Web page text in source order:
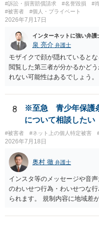
方法、無認証プレビューの廃
の保存期間などを整備する必
のリーガルチェックを受ける
#訴訟・損害賠償請求 #名誉毀損 #
#被害者
#個人・プライベート
2026年7月17日
インターネットに強い弁護
泉 亮介 弁護士
モザイクで顔が隠れていると
閲覧した第三者が分かるかど
れない可能性はあるでしょう。
8
※至急 青少年保護
について相談したい
#被害者 #ネット上の個人特定被害
2026年7月18日
奥村 徹 弁護士
インスタ等のメッセージや音
のわいせつ行為・わいせつな
られます。 規制内容に地域差
す。